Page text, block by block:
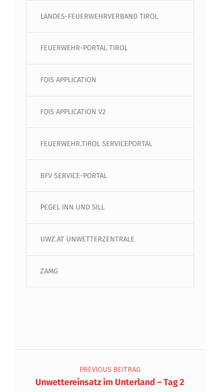
LANDES-FEUERWEHRVERBAND TIROL
FEUERWEHR-PORTAL TIROL
FDIS APPLICATION
FDIS APPLICATION V2
FEUERWEHR.TIROL SERVICEPORTAL
BFV SERVICE-PORTAL
PEGEL INN UND SILL
UWZ.AT UNWETTERZENTRALE
ZAMG
Beitragsnavigation
PREVIOUS BEITRAG
Unwettereinsatz im Unterland – Tag 2